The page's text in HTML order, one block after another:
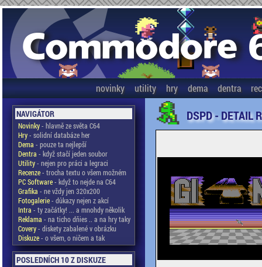
novinky utility hry dema dentra
NAVIGÁTOR
Novinky- hlavně ze světa C64
Hry- solidní databáze her
Dema - pouze ta nejlepší
Dentra - když stačí jeden soubor
Utility- nejen pro práci a legraci
Recenze- trocha textu o všem možném
PC Software- když to nejde na C64
Grafika - ne vždy jen 320x200
Fotogalerie- důkazy nejen z akcí
Intra - ty začátky! ... a mnohdy několik
Reklama - na ticho dňies .. a na hry taky
Covery- diskety zabalené v obrázku
Diskuze- o všem, o ničem a tak
POSLEDNÍCH 10 Z DISKUZE
DSPD - DETAIL